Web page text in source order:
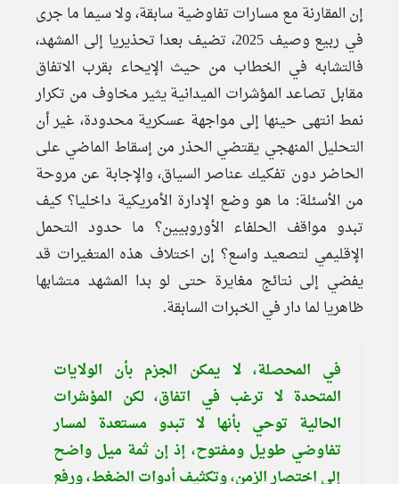
إن المقارنة مع مسارات تفاوضية سابقة، ولا سيما ما جرى
في ربيع وصيف 2025، تضيف بعدا تحذيريا إلى المشهد،
فالتشابه في الخطاب من حيث الإيحاء بقرب الاتفاق
مقابل تصاعد المؤشرات الميدانية يثير مخاوف من تكرار
نمط انتهى حينها إلى مواجهة عسكرية محدودة، غير أن
التحليل المنهجي يقتضي الحذر من إسقاط الماضي على
الحاضر دون تفكيك عناصر السياق، والإجابة عن مروحة
من الأسئلة: ما هو وضع الإدارة الأمريكية داخليا؟ كيف
تبدو مواقف الحلفاء الأوروبيين؟ ما حدود التحمل
الإقليمي لتصعيد واسع؟ إن اختلاف هذه المتغيرات قد
يفضي إلى نتائج مغايرة حتى لو بدا المشهد متشابها
ظاهريا لما دار في الخبرات السابقة.
في المحصلة، لا يمكن الجزم بأن الولايات
المتحدة لا ترغب في اتفاق، لكن المؤشرات
الحالية توحي بأنها لا تبدو مستعدة لمسار
تفاوضي طويل ومفتوح، إذ إن ثمة ميل واضح
إلى اختصار الزمن، وتكثيف أدوات الضغط، ورفع